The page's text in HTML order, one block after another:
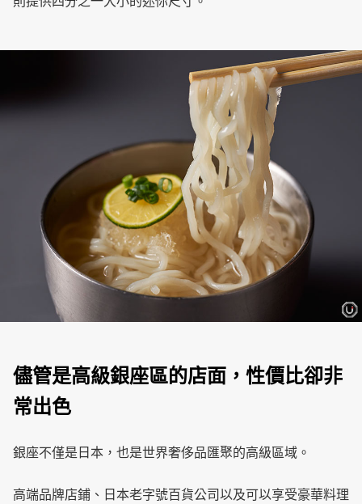
儘管是高級銀座區的店面，性價比卻非
常出色
銀座不僅是日本，也是世界奢侈品匯聚的高級區域。
高端品牌店鋪、日本老字號百貨公司以及可以享受豪華料理